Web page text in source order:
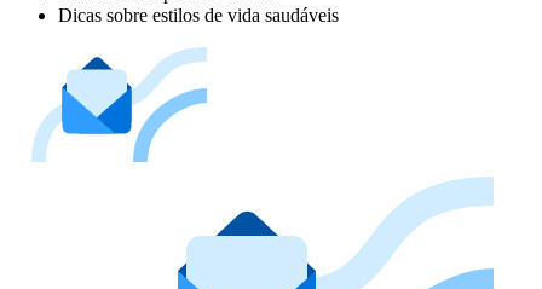
Dicas sobre estilos de vida saudáveis